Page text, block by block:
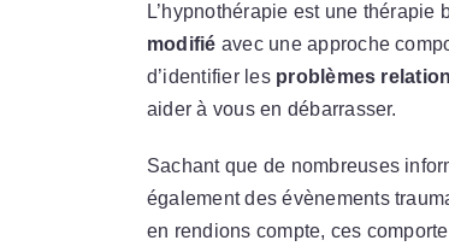
L’hypnothérapie est une
modifié avec une approche
d’identifier les problèmes
aider à vous en débarrasser.
Sachant que de nombreuses
également des évènements
en rendions compte, ces